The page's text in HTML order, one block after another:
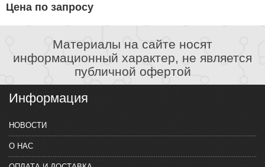
Цена по запросу
Материалы на сайте носят
информационный характер, не является
публичной офертой
Информация
НОВОСТИ
О НАС